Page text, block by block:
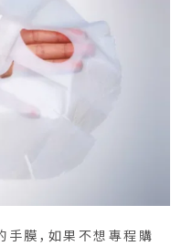
膜，如果不想專程購